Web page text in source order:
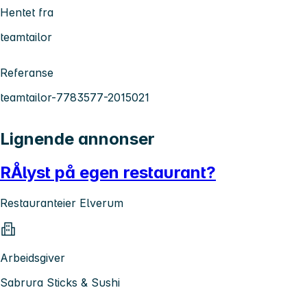
Hentet fra
teamtailor
Referanse
teamtailor-7783577-2015021
Lignende annonser
RÅlyst på egen restaurant?
Restauranteier Elverum
Arbeidsgiver
Sabrura Sticks & Sushi